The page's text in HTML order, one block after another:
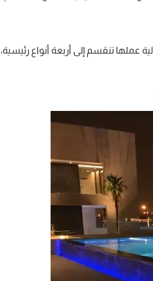
عملها تنقسم إلى أربعة أنواع رئيسية،